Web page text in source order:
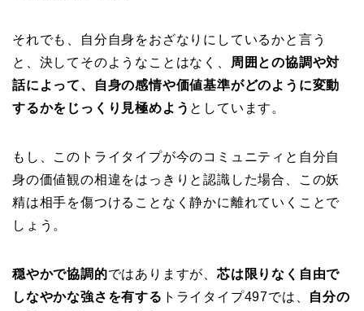
それでも、自分自身をおざなりにしているかと言う
と、決してそのようなことはなく、
周囲との協調や対
話によって、自身の感情や価値基準がどのように変動
するかをじっくり見極めよう としています。
もし、このトライタイプが今のコミュニティと自分自
身の価値観の相違をはっきりと認識した場合、この妖
精は相手を傷つけることなく静かに離れていくことで
しょう。
穏やかで協調的ではありますが、芯は限りなく自由で
しなやかな強さを有する トライタイプ497では、 自分の